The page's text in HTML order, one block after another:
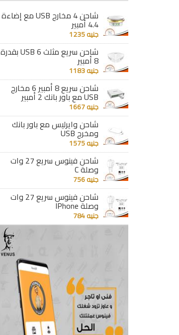
شاحن 4 مخارج USB مع إضاءة
4.4 أمبير
جنيه 1235
شاحن سريع مثلث 6 USB بقدرة
8 أمبير
جنيه 1183
شاحن سريع 8 أمبير 6 مخارج
USB مع باور بانك 2 أمبير
جنيه 1667
شاحن وايرليس مع باور بانك
ومخرج USB
جنيه 1575
شاحن فينوس سريع 27 وات
وصلة C
جنيه 756
شاحن فينوس سريع 27 وات
وصلة IPhone
جنيه 784